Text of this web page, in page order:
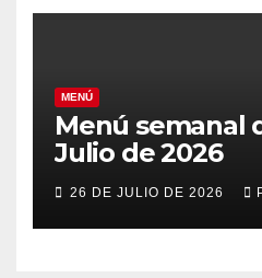
MENÚ
Menú semanal
Julio de 2026
26 DE JULIO DE 2026